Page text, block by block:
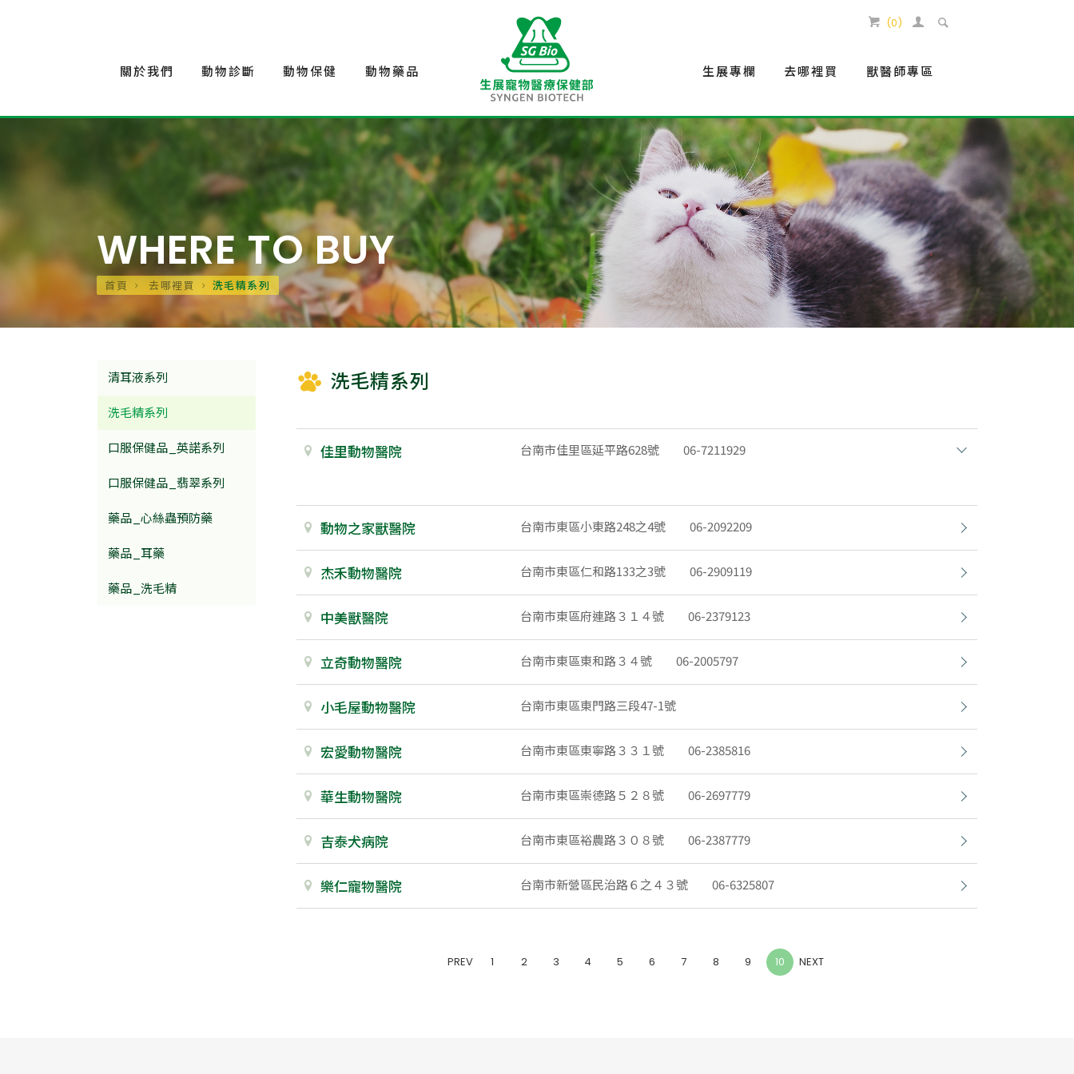
關於我們 動物診斷 動物保健 動物藥品 生展專欄 去哪裡買 獸醫師專區
(0)
WHERE TO BUY
首頁 去哪裡買 洗毛精系列
清耳液系列
洗毛精系列
口服保健品_英諾系列
口服保健品_翡翠系列
藥品_心絲蟲預防藥
藥品_耳藥
藥品_洗毛精
洗毛精系列
佳里動物醫院 台南市佳里區延平路628號 06-7211929
動物之家獸醫院 台南市東區小東路248之4號 06-2092209
杰禾動物醫院 台南市東區仁和路133之3號 06-2909119
中美獸醫院 台南市東區府連路３１４號 06-2379123
立奇動物醫院 台南市東區東和路３４號 06-2005797
小毛屋動物醫院 台南市東區東門路三段47-1號
宏愛動物醫院 台南市東區東寧路３３１號 06-2385816
華生動物醫院 台南市東區崇德路５２８號 06-2697779
吉泰犬病院 台南市東區裕農路３０８號 06-2387779
樂仁寵物醫院 台南市新營區民治路６之４３號 06-6325807
PREV 1 2 3 4 5 6 7 8 9 10(current)
NEXT